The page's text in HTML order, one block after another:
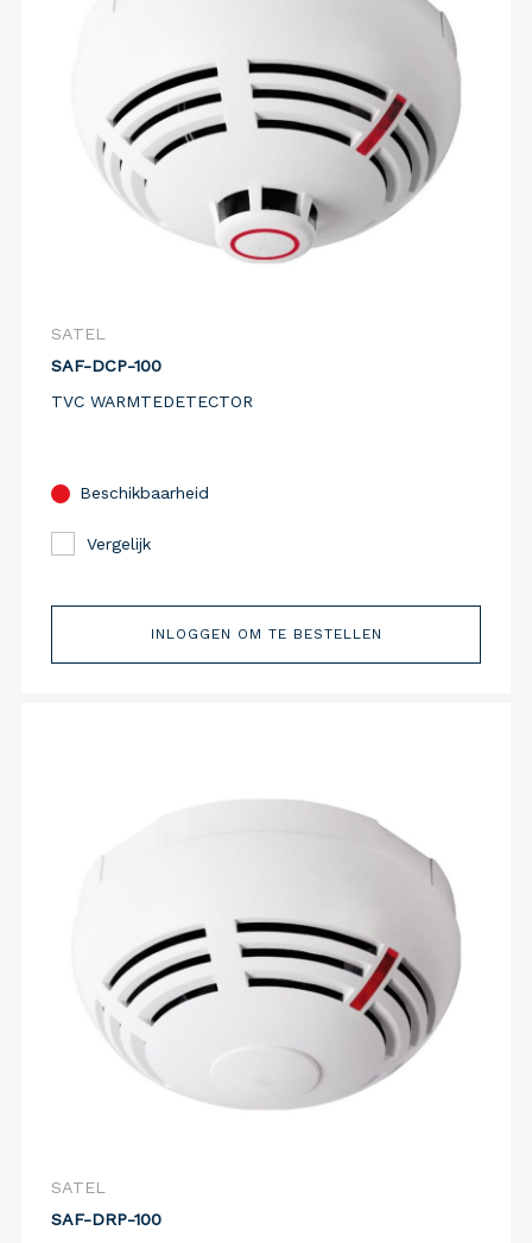
SATEL
SAF-DCP-100
TVC WARMTEDETECTOR
Beschikbaarheid
Vergelijk
INLOGGEN OM TE BESTELLEN
SATEL
SAF-DRP-100